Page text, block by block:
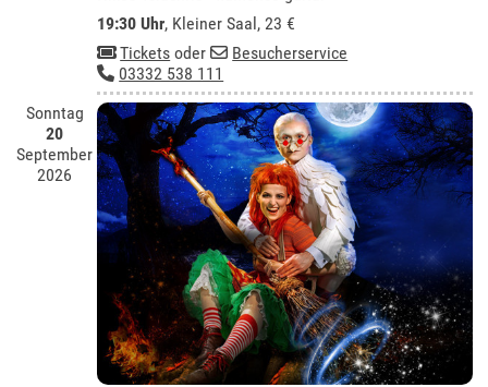
19:30 Uhr, Kleiner Saal , 23 €
Tickets oder
Besucherservice
03332 538 111
Sonntag
20
September
2026